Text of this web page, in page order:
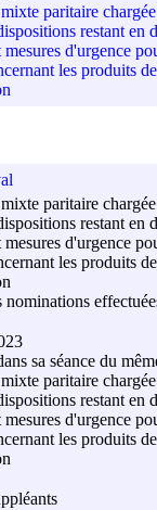
paritaire
restant en
d'urgence
les produits
paritaire
restant en
d'urgence
les produits
nominations
sa séance du
paritaire
restant en
d'urgence
les produits